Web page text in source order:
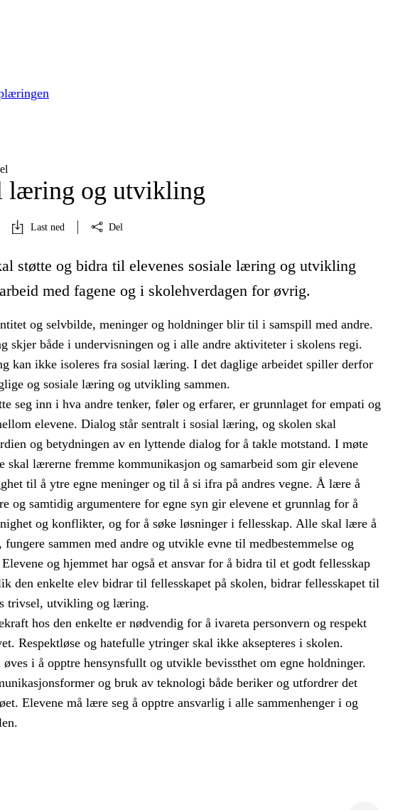
læring og utvikling
Last ned Del
støtte og bidra til elevenes sosiale læring og utvikling
med fagene og i skolehverdagen for øvrig.
og selvbilde, meninger og holdninger blir til i samspill med andre.
skjer både i undervisningen og i alle andre aktiviteter i skolens regi.
kan ikke isoleres fra sosial læring. I det daglige arbeidet spiller derfor
og sosiale læring og utvikling sammen.
seg inn i hva andre tenker, føler og erfarer, er grunnlaget for empati og
elevene. Dialog står sentralt i sosial læring, og skolen skal
og betydningen av en lyttende dialog for å takle motstand. I møte
skal lærerne fremme kommunikasjon og samarbeid som gir elevene
til å ytre egne meninger og til å si ifra på andres vegne. Å lære å
og samtidig argumentere for egne syn gir elevene et grunnlag for å
og konflikter, og for å søke løsninger i fellesskap. Alle skal lære å
fungere sammen med andre og utvikle evne til medbestemmelse og
Elevene og hjemmet har også et ansvar for å bidra til et godt fellesskap
den enkelte elev bidrar til fellesskapet på skolen, bidrar fellesskapet til
trivsel, utvikling og læring.
hos den enkelte er nødvendig for å ivareta personvern og respekt
Respektløse og hatefulle ytringer skal ikke aksepteres i skolen.
øves i å opptre hensynsfullt og utvikle bevissthet om egne holdninger.
og bruk av teknologi både beriker og utfordrer det
Elevene må lære seg å opptre ansvarlig i alle sammenhenger i og